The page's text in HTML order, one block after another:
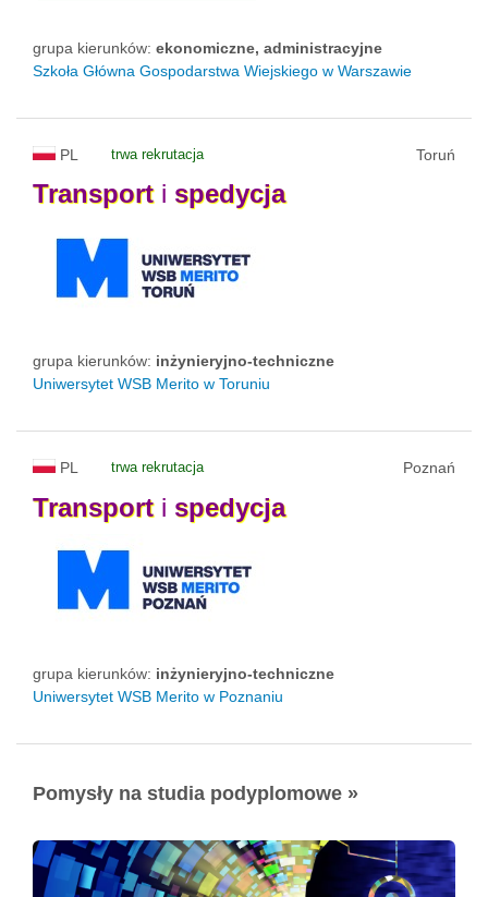
grupa kierunków: ekonomiczne, administracyjne
Szkoła Główna Gospodarstwa Wiejskiego w Warszawie
PL trwa rekrutacja Toruń
Transporti spedycja
grupa kierunków: inżynieryjno-techniczne
Uniwersytet WSB Merito w Toruniu
PL trwa rekrutacja Poznań
Transporti spedycja
grupa kierunków: inżynieryjno-techniczne
Uniwersytet WSB Merito w Poznaniu
Pomysły na studia podyplomowe »